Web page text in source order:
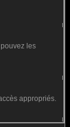
les
appropriés.